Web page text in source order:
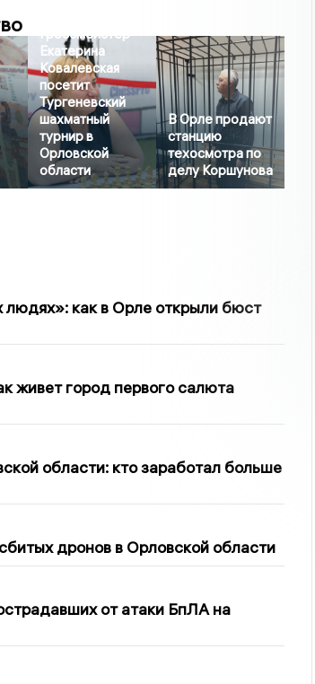
Гроссмейстер
Екатерина
Ковалевская
посетит
Тургеневский
шахматный
турнир в
Орловской
области
В Орле продают
станцию
техосмотра по
делу Коршунова
как в Орле открыли бюст
живет город первого салюта
области: кто заработал больше
дронов в Орловской области
от атаки БпЛА на